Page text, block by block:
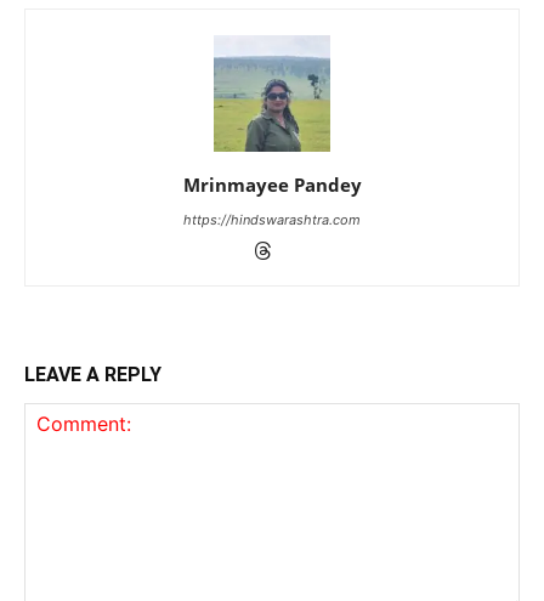
Mrinmayee Pandey
https://hindswarashtra.com
LEAVE A REPLY